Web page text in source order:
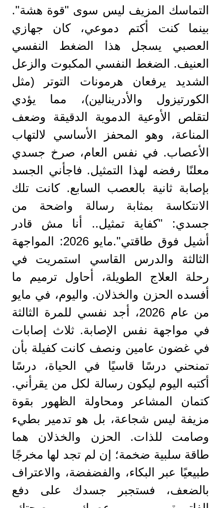
التماسك المزيف ليس سوى "قوة هشة".
بينما كنت أكتم دموعي، كان جهازي
العصبي يسجل هذا الضغط النفسي
العنيف. الضغط النفسي المكبوت والزعل
الشديد يرفعان هرمونات التوتر (مثل
الكورتيزول والأدرينالين)، مما يؤدي
لتقلص الأوعية الدموية الدقيقة وضعف
المناعة، وهو المحفز الأساسي لالتهاب
الأعصاب. في نفس العام، صرخ جسدي
معلنًا رفضه لهذا التمثيل. فاجأني الجسد
بإصابة ثانية بالعصب السابع. كانت تلك
الانتكاسة بمثابة رسالة واضحة من
جسدي: "كفاية تمثيل.. أنا مش قادر
أشيل فوق طاقتي".مايو 2026: المواجهة
الثالثة والدرس القاسي استمريت في
رحلة العلاج الطويلة، أحاول ترميم ما
أفسده الحزن والخذلان. واليوم، في مايو
من عام 2026، أجد نفسي للمرة الثالثة
في مواجهة نفس الإصابة. ثلاث إصابات
في غضون عامين ونصف كانت كفيلة بأن
تمنحني درسًا قاسيًا في الحياة، درسًا
أكتبه اليوم ليكون رسالة لكل من يقرأني.
كتمان المشاعر ومحاولة الظهور بقوة
مزيفة ليس شجاعة، بل هو تدمير بطيء
وصامت للذات. الحزن والخذلان هما
طاقة سلبية ضخمة؛ إن لم تجد لها مخرجًا
طبيعيًا عبر البكاء، والفضفضة، والاعتراف
بالضعف، فستجبر جسدك على دفع